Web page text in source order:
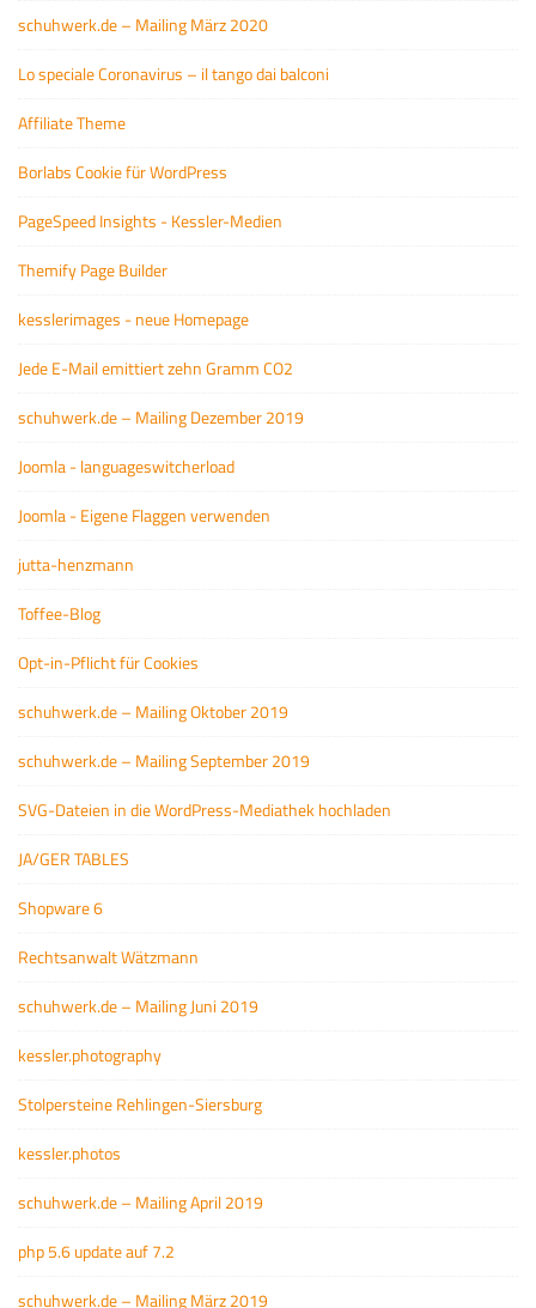
schuhwerk.de – Mailing März 2020
Lo speciale Coronavirus – il tango dai balconi
Affiliate Theme
Borlabs Cookie für WordPress
PageSpeed Insights - Kessler-Medien
Themify Page Builder
kesslerimages - neue Homepage
Jede E-Mail emittiert zehn Gramm CO2
schuhwerk.de – Mailing Dezember 2019
Joomla - languageswitcherload
Joomla - Eigene Flaggen verwenden
jutta-henzmann
Toffee-Blog
Opt-in-Pflicht für Cookies
schuhwerk.de – Mailing Oktober 2019
schuhwerk.de – Mailing September 2019
SVG-Dateien in die WordPress-Mediathek hochladen
JA/GER TABLES
Shopware 6
Rechtsanwalt Wätzmann
schuhwerk.de – Mailing Juni 2019
kessler.photography
Stolpersteine Rehlingen-Siersburg
kessler.photos
schuhwerk.de – Mailing April 2019
php 5.6 update auf 7.2
schuhwerk.de – Mailing März 2019